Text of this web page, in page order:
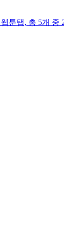
웹툰탭, 총 5개 중